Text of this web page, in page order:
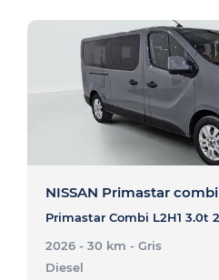
NISSAN Primastar combi
2026 - 30 km - Gris
Diesel